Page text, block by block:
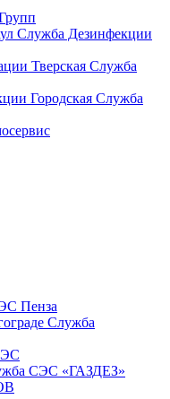
Служба Дезинфекции
Тверская Служба
Городская Служба
Пенза
Служба
СЭС «ГАЗДЕЗ»